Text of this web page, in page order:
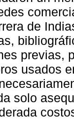
de
previas,
usados
solo